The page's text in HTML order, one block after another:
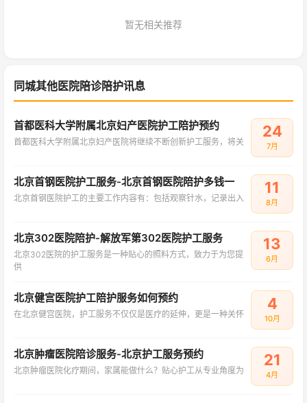
暂无相关推荐
同城其他医院陪诊陪护讯息
首都医科大学附属北京妇产医院护工陪护预约
首都医科大学附属北京妇产医院将继续不断创新护工服务，将关
24
7月
北京首钢医院护工服务-北京首钢医院陪护多钱一
北京首钢医院护工的主要工作内容有：包括观察针水，记录出入
11
8月
北京302医院陪护-解放军第302医院护工服务
北京302医院的护工服务是一种贴心的照料方式，致力于为您提
供
13
6月
北京健宫医院护工陪护服务如何预约
在北京健宫医院，护工服务不仅仅是医疗的延伸，更是一种关怀
4
10月
北京肿瘤医院陪诊服务-北京护工服务预约
北京肿瘤医院化疗期间，家属能做什么？贴心护工从专业角度为
21
4月